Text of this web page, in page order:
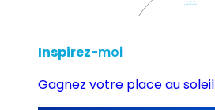
Inspirez-moi
Gagnez votre place au soleil